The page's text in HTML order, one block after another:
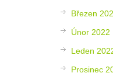
Březen
Únor 2022
Leden
Prosinec